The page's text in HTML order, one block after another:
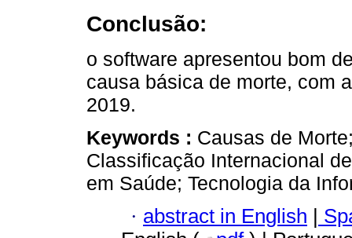
Conclusão:
o software apresentou bom
causa básica de morte, com
2019.
Keywords : Causas de
Classificação Internacional
em Saúde; Tecnologia da
· abstract in English